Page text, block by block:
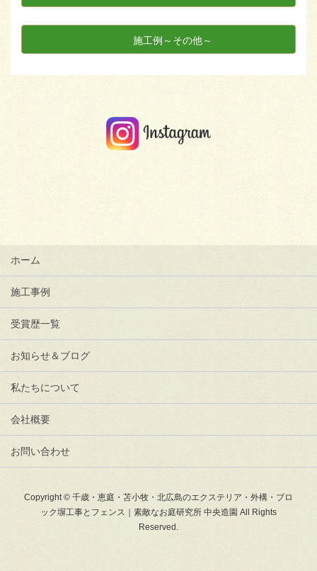
施工例～その他～
ホーム
施工事例
受賞歴一覧
お知らせ＆ブログ
私たちについて
会社概要
お問い合わせ
Copyright © 千歳・恵庭・苫小牧・北広島のエクステリア・外構・ブロ
ック塀工事とフェンス｜素敵なお庭研究所 中央造園 All Rights
Reserved.